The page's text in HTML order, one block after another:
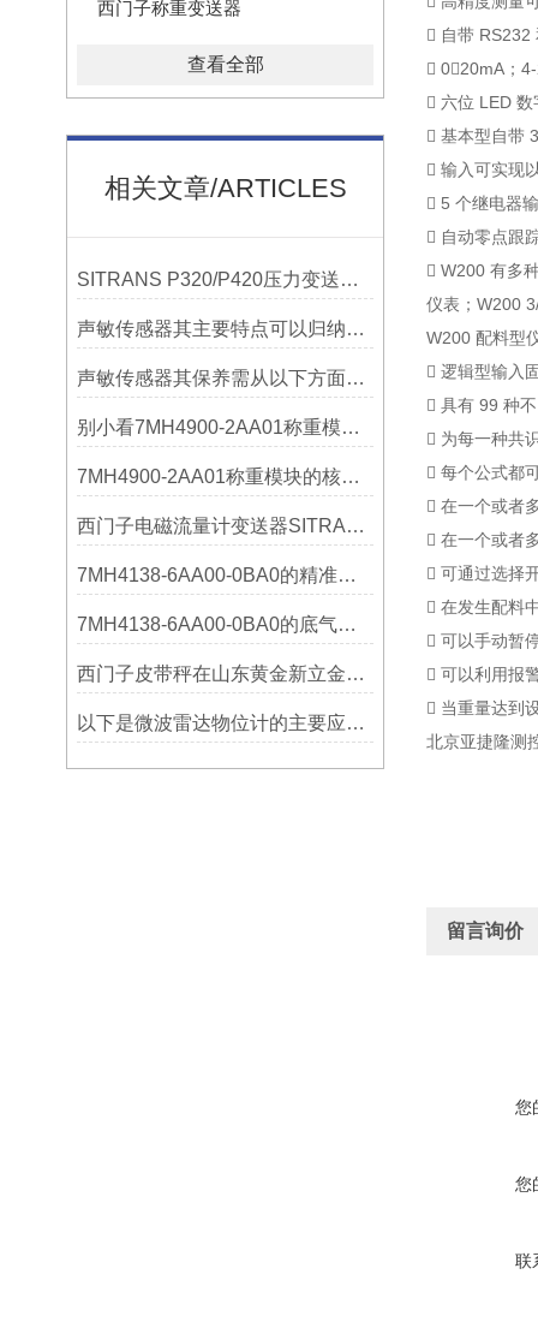
西门子称重变送器
查看全部
相关文章/ARTICLES
SITRANS P320/P420压力变送器概述
声敏传感器其主要特点可以归纳为以下几个核心维度
声敏传感器其保养需从以下方面入手
别小看7MH4900-2AA01称重模块！这些你日常接触的领域，早已离不开它
7MH4900-2AA01称重模块的核心亮点，藏着让效率翻倍的“关键密码”
西门子电磁流量计变送器SITRANS FMT020的功能
7MH4138-6AA00-0BA0的精准从何而来？关键组成部分，藏着答案！
7MH4138-6AA00-0BA0的底气：这些核心功能，让精准称重不再是难题
西门子皮带秤在山东黄金新立金矿的成功应用
以下是微波雷达物位计的主要应用领域及具体场景分析
􀀹 自带 RS232
􀀹 0～20mA；
􀀹 六位 LED
􀀹 基本型自带
􀀹 输入可实现
􀀹 5 个继电器
􀀹 自动零点跟
􀀹 W200 有多
仪表；W200
W200 配料型
􀀹 逻辑型输入
􀀹 具有 99 种
􀀹 为每一种共
􀀹 每个公式都
􀀹 在一个或者
􀀹 在一个或者
􀀹 可通过选择
􀀹 在发生配料
􀀹 可以手动暂
􀀹 可以利用报
􀀹 当重量达到
北京亚捷隆测
留言询价
您
您
联